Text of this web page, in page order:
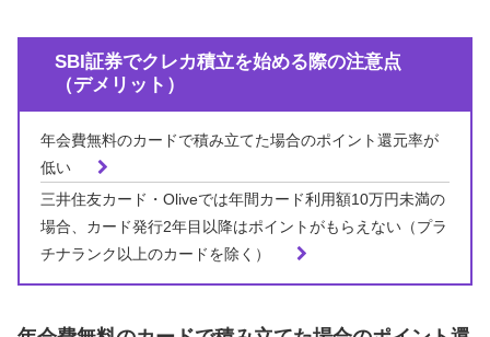
SBI証券でクレカ積立を始める際の注意点
（デメリット）
年会費無料のカードで積み立てた場合のポイント還元率が
低い
三井住友カード・Oliveでは年間カード利用額10万円未満の
場合、カード発行2年目以降はポイントがもらえない（プラ
チナランク以上のカードを除く）